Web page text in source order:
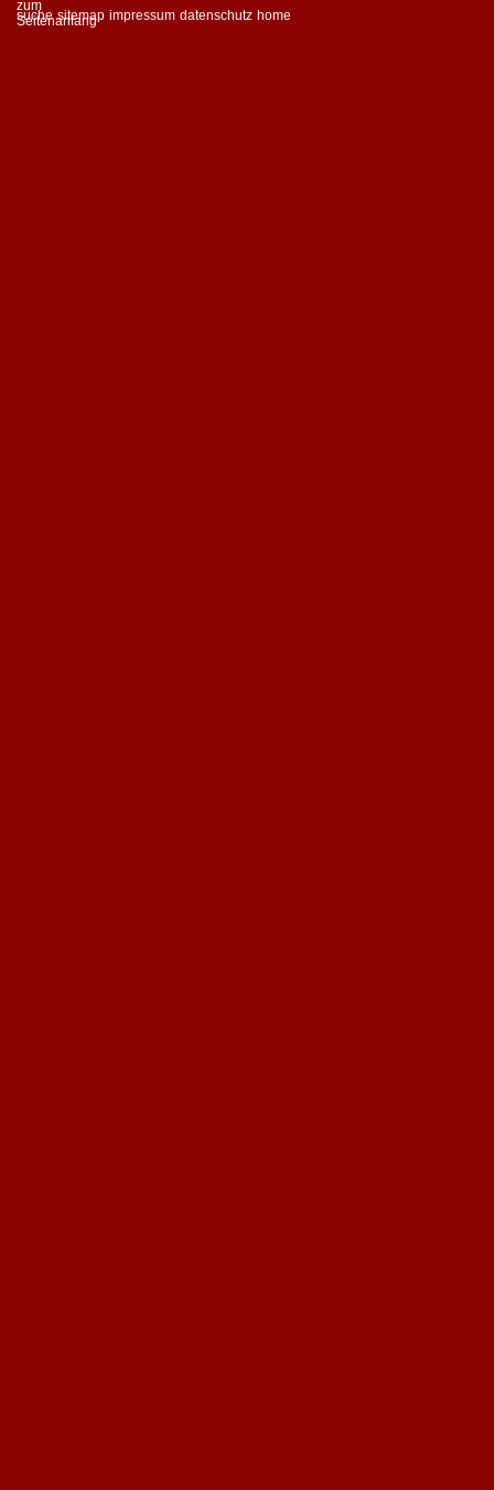
suche sitemap impressum datenschutz home